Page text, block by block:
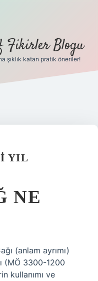
Fikirler Blogu
şıklık katan pratik öneriler!
YIL
NE
(anlam ayrımı)
(MÖ 3300-1200
kullanımı ve